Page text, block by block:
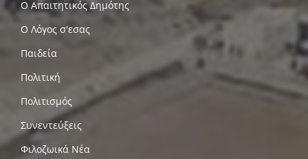
Ο Απαιτητικός Δημότης
Ο Λόγος σ'εσας
Παιδεία
Πολιτική
Πολιτισμός
Συνεντεύξεις
Φιλοζωικά Νέα